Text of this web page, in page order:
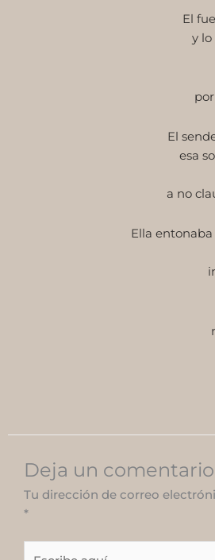
El
y lo
El
esa
a no
Ella
Deja un comentario
Tu dirección de correo
*